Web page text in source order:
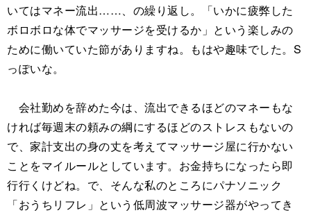
いてはマネー流出……、の繰り返し。「いかに疲弊した
ボロボロな体でマッサージを受けるか」という楽しみの
ために働いていた節がありますね。もはや趣味でした。S
っぽいな。
会社勤めを辞めた今は、流出できるほどのマネーもな
ければ毎週末の頼みの綱にするほどのストレスもないの
で、家計支出の身の丈を考えてマッサージ屋に行かない
ことをマイルールとしています。お金持ちになったら即
行行くけどね。で、そんな私のところにパナソニック
「おうちリフレ」という低周波マッサージ器がやってき